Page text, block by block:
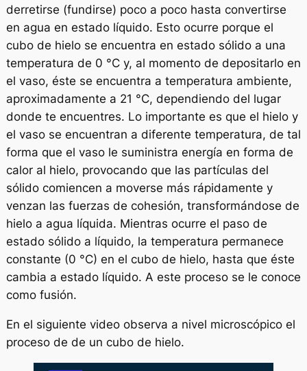
derretirse (fundirse) poco a poco hasta convertirse
en agua en estado líquido. Esto ocurre porque el
cubo de hielo se encuentra en estado sólido a una
temperatura de 0 °C y, al momento de depositarlo en
el vaso, éste se encuentra a temperatura ambiente,
aproximadamente a 21 °C, dependiendo del lugar
donde te encuentres. Lo importante es que el hielo y
el vaso se encuentran a diferente temperatura, de tal
forma que el vaso le suministra energía en forma de
calor al hielo, provocando que las partículas del
sólido comiencen a moverse más rápidamente y
venzan las fuerzas de cohesión, transformándose de
hielo a agua líquida. Mientras ocurre el paso de
estado sólido a líquido, la temperatura permanece
constante (0 °C) en el cubo de hielo, hasta que éste
cambia a estado líquido. A este proceso se le conoce
como fusión.
En el siguiente video observa a nivel microscópico el
proceso de de un cubo de hielo.